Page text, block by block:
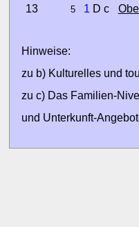
13 5 1 D c
Hinweise:
zu b) Kulturelles und
zu c) Das Familien-
und Unterkunft-